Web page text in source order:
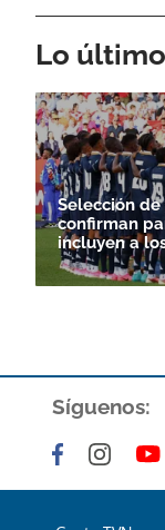
Lo último
Selección de
confirman
incluyen a
Síguenos: